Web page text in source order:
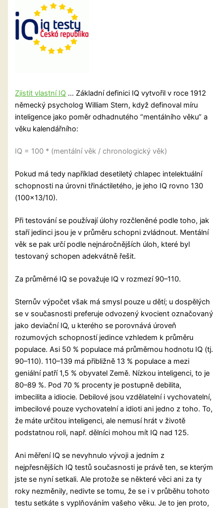
Zjistit vlastní IQ … Základní definici IQ vytvořil v roce 1912
německý psycholog William Stern, když definoval míru
inteligence jako poměr odhadnutého “mentálního věku” a
věku kalendářního:
IQ = 100 * (mentální věk / chronologický věk)
Pokud má tedy například desetiletý chlapec intelektuální
schopnosti na úrovni třináctiletého, je jeho IQ rovno 130
(100×13/10).
Při testování se používají úlohy rozčleněné podle toho, jak
staří jedinci jsou je v průměru schopni zvládnout. Mentální
věk se pak určí podle nejnáročnějších úloh, které byl
testovaný schopen adekvátně řešit.
Za průměrné IQ se považuje IQ v rozmezí 90–110.
Sternův výpočet však má smysl pouze u dětí; u dospělých
se v současnosti preferuje odvozený kvocient označovaný
jako deviační IQ, u kterého se porovnává úroveň
rozumových schopností jedince vzhledem k průměru
populace. Asi 50 % populace má průměrnou hodnotu IQ (tj.
90–110). 110–139 má přibližně 13 % populace a mezi
geniální patří 1,5 % obyvatel Země. Nízkou inteligenci, to je
80–89 %. Pod 70 % procenty je postupně debilita,
imbecilita a idiocie. Debilové jsou vzdělatelní i vychovatelní,
imbecilové pouze vychovatelní a idioti ani jedno z toho. To,
že máte určitou inteligenci, ale nemusí hrát v životě
podstatnou roli, např. dělníci mohou mít IQ nad 125.
Ani měření IQ se nevyhnulo vývoji a jedním z
nejpřesnějších IQ testů současnosti je právě ten, se kterým
jste se nyní setkali. Ale protože se některé věci ani za ty
roky nezměnily, nedivte se tomu, že se i v průběhu tohoto
testu setkáte s vyplňováním vašeho věku. Je to jen proto,